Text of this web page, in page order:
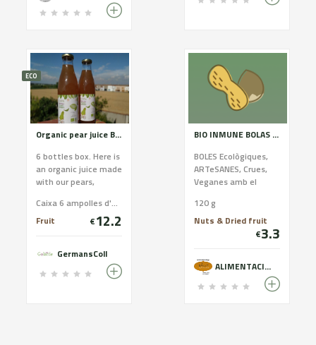
ECO
Organic pear juice Bio Golarde
6 bottles box. Here is
an organic juice made
with our pears,
and balanced in its
sweetness. We
This bronze-colored
juice comes from
Doyenne de Comice
Caixa 6 ampolles d'1l / Caja 6 botellas de 1l / 6 bottles box
Fruit
€12.2
GermansColl
BIO INMUNE BOLAS 120G
BOLES Ecològiques,
ARTeSANES, Crues,
Veganes amb el
120 g
Nuts & Dried fruit
€3.3
ALIMENTACIÓ ECOLÒGICA